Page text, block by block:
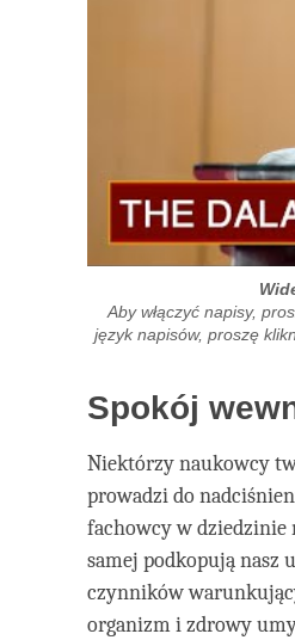
Aby włączyć napisy,
język napisów, proszę
Spokój
Niektórzy naukowcy
prowadzi do
fachowcy w dziedzinie
samej podkopują nasz
czynników
organizm i zdrowy